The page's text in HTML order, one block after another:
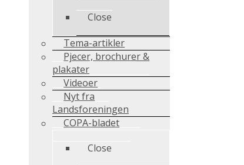
Close
Tema-artikler
Pjecer, brochurer &
plakater
Videoer
Nyt fra
Landsforeningen
COPA-bladet
Close